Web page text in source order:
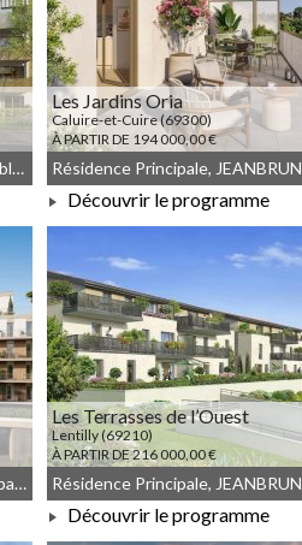
Droit commun, JEANBRUN, Meublé non géré
Les Jardins Oria
Caluire-et-Cuire (69300)
À PARTIR DE 194 000,00 €
À PARTIR DE 194 000,00 €
Découvrir le programme
Droit commun, Résidence Principale, LLI_JEANBRUN, LLI, JEANBRUN, Meublé non géré
Les Terrasses de l’Ouest
Lentilly (69210)
À PARTIR DE 216 000,00 €
Découvrir le programme